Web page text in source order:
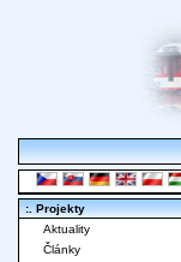
:. Projekty
Aktuality
Články